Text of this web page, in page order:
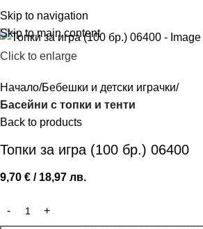
Skip to navigation
Skip to main content
Click to enlarge
Начало Бебешки и детски играчки
Басейни с топки и тенти
Back to products
Топки за игра (100 бр.) 06400
9,70 € / 18,97 лв.